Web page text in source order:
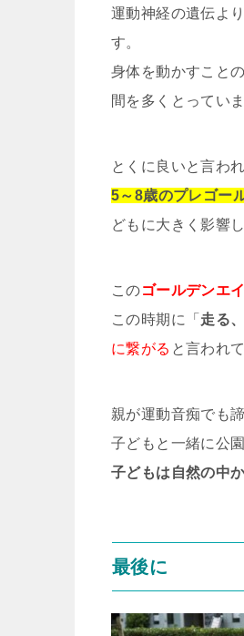
運動神経の遺伝よ
す。
身体を動かすこと
間を多くとっていま
とくに良いと言わ
5～8歳のプレゴー
どもに大きく影響
このゴールデンエ
この時期に「 走る
に繋がる と言われ
親が運動音痴でも
子どもと一緒に公
子どもは自然の中
最後に